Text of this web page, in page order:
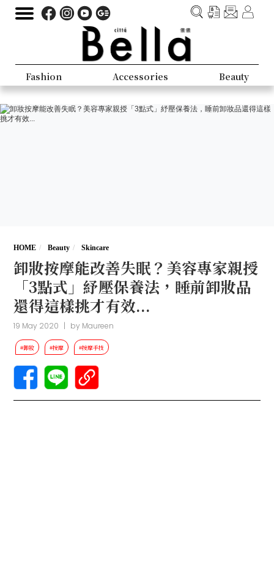
Fashion Accessories Beauty
HOME Beauty Skincare
卸妝按摩能改善失眠？美容專家親授
「3點式」紓壓保養法，睡前卸妝品
還得這樣挑才有效...
19 May 2020 | by Maureen
#卸妝 #按摩 #按摩手技